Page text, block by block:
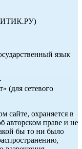
язык
(для сетевого
сайте, охраняется в
авторском праве и не
бы то ни было